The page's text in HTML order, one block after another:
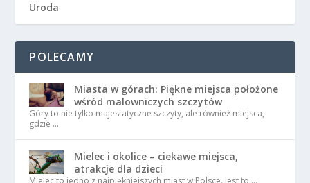
Uroda
POLECAMY
Miasta w górach: Piękne miejsca położone
wśród malowniczych szczytów
Góry to nie tylko majestatyczne szczyty, ale również miejsca,
gdzie …
Mielec i okolice – ciekawe miejsca,
atrakcje dla dzieci